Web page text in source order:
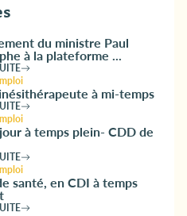
du ministre Paul
à la plateforme ...
à mi-temps
à temps plein- CDD de
santé, en CDI à temps